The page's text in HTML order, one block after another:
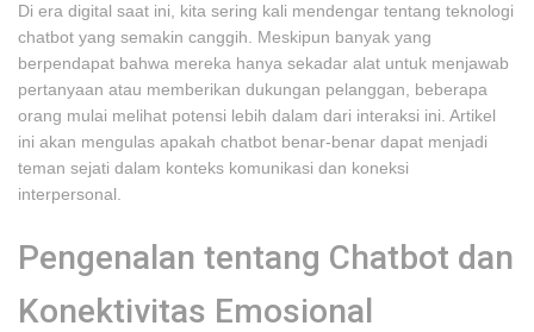
Di era digital saat ini, kita sering kali mendengar tentang teknologi
chatbot yang semakin canggih. Meskipun banyak yang
berpendapat bahwa mereka hanya sekadar alat untuk menjawab
pertanyaan atau memberikan dukungan pelanggan, beberapa
orang mulai melihat potensi lebih dalam dari interaksi ini. Artikel
ini akan mengulas apakah chatbot benar-benar dapat menjadi
teman sejati dalam konteks komunikasi dan koneksi
interpersonal.
Pengenalan tentang Chatbot dan
Konektivitas Emosional